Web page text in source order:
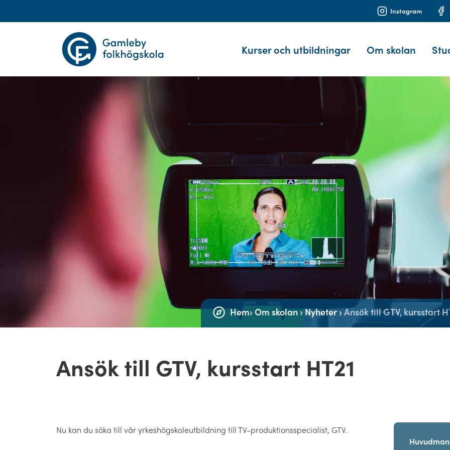
Instagram
Kurser och utbildningar Om skolan
Hem› Om skolan›Nyheter›Ansök till GTV, kursstart
Ansök till GTV, kursstart HT21
Nu kan du söka till vår yrkeshögskoleutbildning till TV-produktionsspecialist, GTV.
Huvudman